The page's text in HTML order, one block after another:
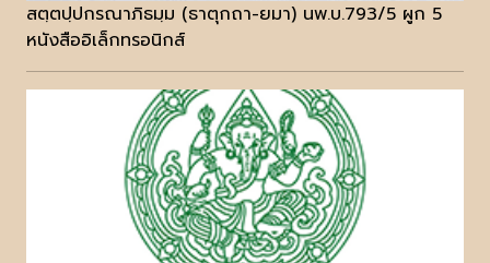
สตฺตปฺปกรณาภิธมฺม (ธาตุกถา-ยมา) นพ.บ.793/5 ผูก 5
หนังสืออิเล็กทรอนิกส์